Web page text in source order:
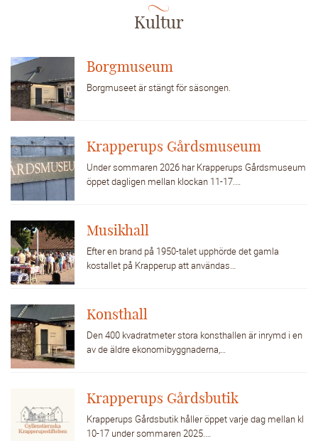
Kultur
Borgmuseum
Borgmuseet är stängt för säsongen.
Krapperups Gårdsmuseum
Under sommaren 2026 har Krapperups Gårdsmuseum
öppet dagligen mellan klockan 11-17.…
Musikhall
Efter en brand på 1950-talet upphörde det gamla
kostallet på Krapperup att användas…
Konsthall
Den 400 kvadratmeter stora konsthallen är inrymd i en
av de äldre ekonomibyggnaderna,…
Krapperups Gårdsbutik
Krapperups Gårdsbutik håller öppet varje dag mellan kl
10-17 under sommaren 2025.…